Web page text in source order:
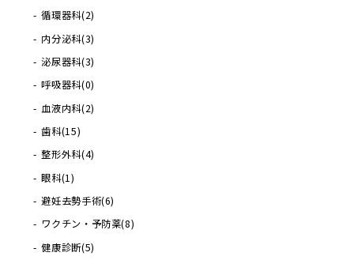
循環器科(2)
内分泌科(3)
泌尿器科(3)
呼吸器科(0)
血液内科(2)
歯科(15)
整形外科(4)
眼科(1)
避妊去勢手術(6)
ワクチン・予防薬(8)
健康診断(5)